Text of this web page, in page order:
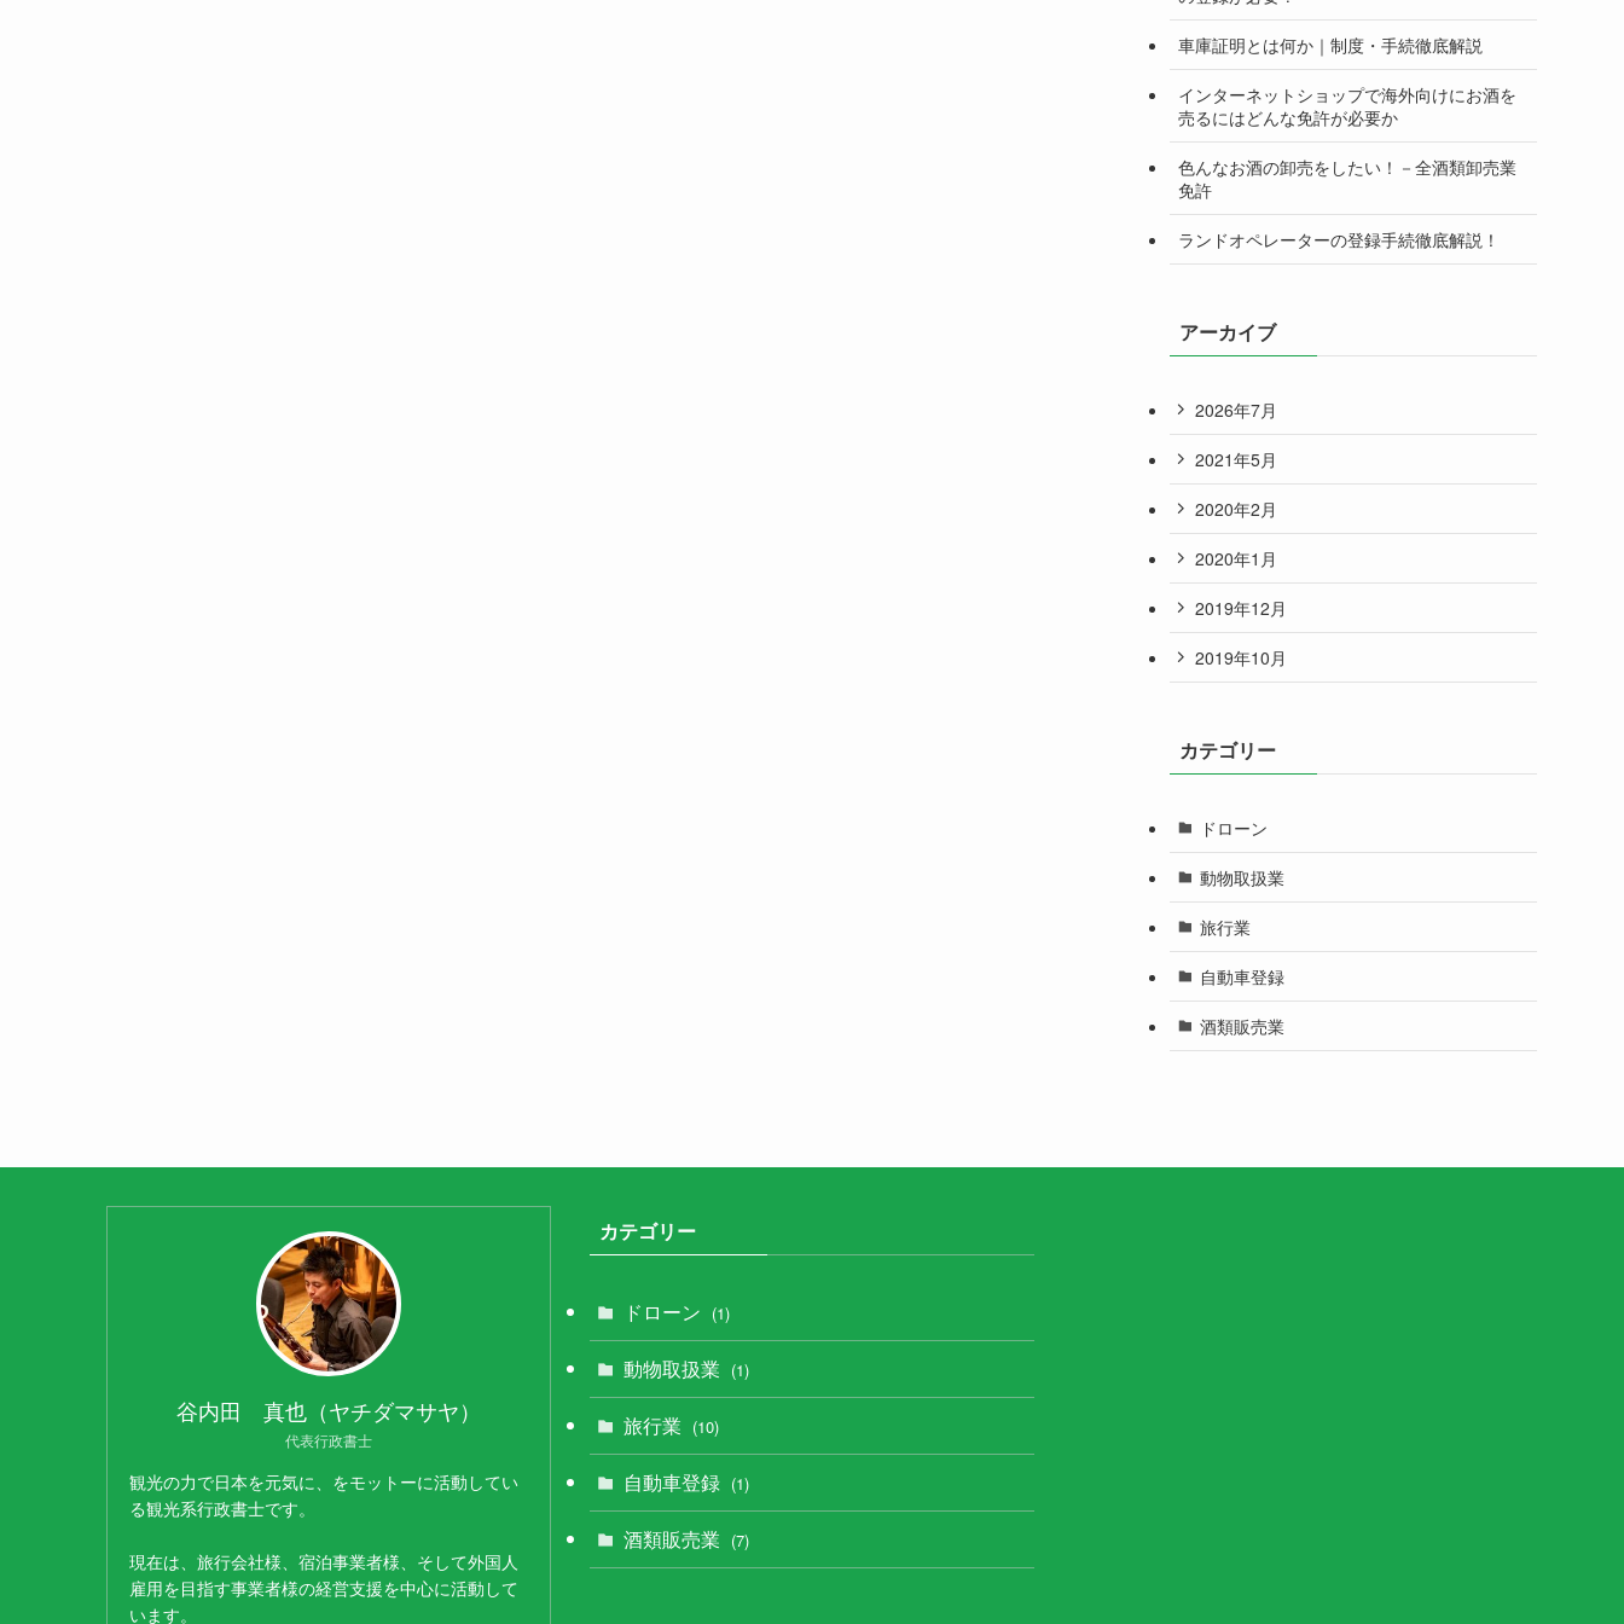
車庫証明とは何か｜制度・手続徹底解説
インターネットショップで海外向けにお酒を
売るにはどんな免許が必要か
色んなお酒の卸売をしたい！－全酒類卸売業
免許
ランドオペレーターの登録手続徹底解説！
アーカイブ
2026年7月
2021年5月
2020年2月
2020年1月
2019年12月
2019年10月
カテゴリー
ドローン
動物取扱業
旅行業
自動車登録
酒類販売業
谷内田 真也（ヤチダマサヤ）
代表行政書士
観光の力で日本を元気に、をモットーに活動してい
る観光系行政書士です。
現在は、旅行会社様、宿泊事業者様、そして外国人
雇用を目指す事業者様の経営支援を中心に活動して
います。
カテゴリー
ドローン (1)
動物取扱業 (1)
旅行業 (10)
自動車登録 (1)
酒類販売業 (7)